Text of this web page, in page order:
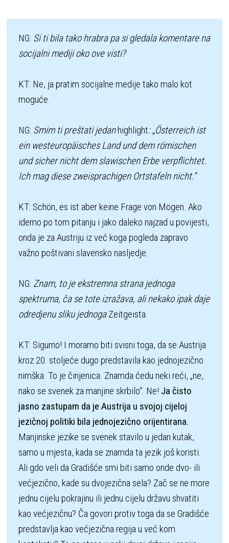
NG: Si ti bila tako hrabra pa si gledala komentare na
socijalni mediji oko ove visti?
KT: Ne, ja pratim socijalne medije tako malo kot
moguće.
NG: Smim ti preštati jedan highlight: „Österreich ist
ein westeuropäisches Land und dem römischen
und sicher nicht dem slawischen Erbe verpflichtet.
Ich mag diese zweisprachigen Ortstafeln nicht.“
KT: Schön, es ist aber keine Frage von Mögen. Ako
idemo po tom pitanju i jako daleko najzad u povijesti,
onda je za Austriju iz već koga pogleda zapravo
važno poštivani slavensko nasljedje.
NG: Znam, to je ekstremna strana jednoga
spektruma, ča se tote izražava, ali nekako ipak daje
odredjenu sliku jednoga Zeitgeista.
KT: Sigurno! I moramo biti svisni toga, da se Austrija
kroz 20. stoljeće dugo predstavila kao jednojezično
nimška. To je činjenica. Znamda ćedu neki reći, „ne,
nako se svenek za manjine skrbilo“. Ne! Ja čisto
jasno zastupam da je Austrija u svojoj cijeloj
Manjinske jezike se svenek stavilo u jedan kutak,
samo u mjesta, kada se znamda ta jezik još koristi.
Ali gdo veli da Gradišće smi biti samo onde dvo- ili
većjezično, kade su dvojezična sela? Zač se ne more
jednu cijelu pokrajinu ili jednu cijelu državu shvatiti
kao većjezičnu? Ča govori protiv toga da se Gradišće
predstavlja kao većjezična regija u već kom